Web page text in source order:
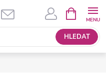
HLEDAT
NÁKUPNÍ
KOŠÍK